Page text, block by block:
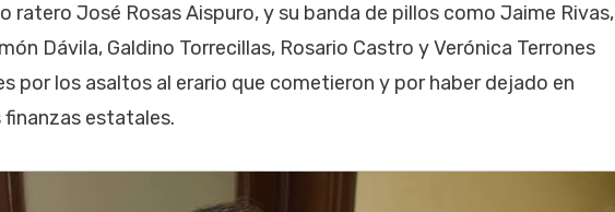
ratero José Rosas Aispuro, y su banda de pillos como Jaime Rivas,
Dávila, Galdino Torrecillas, Rosario Castro y Verónica Terrones
por los asaltos al erario que cometieron y por haber dejado en
estatales.